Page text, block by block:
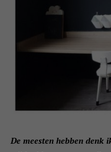
De meesten hebben denk